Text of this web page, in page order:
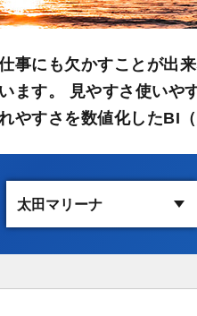
事にも欠かすことが出
す。 見やすさ使いや
すさを数値化したBI